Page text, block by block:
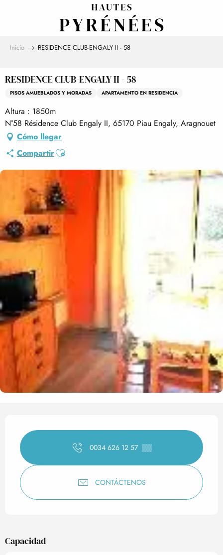
Inicio RESIDENCE CLUB-ENGALY II - 58
RESIDENCE CLUB-ENGALY II - 58
PISOS AMUEBLADOS Y MORADAS APARTAMENTO EN RESIDENCIA
Altura : 1850m
N°58 Résidence Club Engaly II, 65170 Piau Engaly, Aragnouet
Cómo llegar
CompartirAjouter aux favoris
Horarios y datos de
0034 626 12 57 ▒▒
CONTÁCTENOS
Capacidad